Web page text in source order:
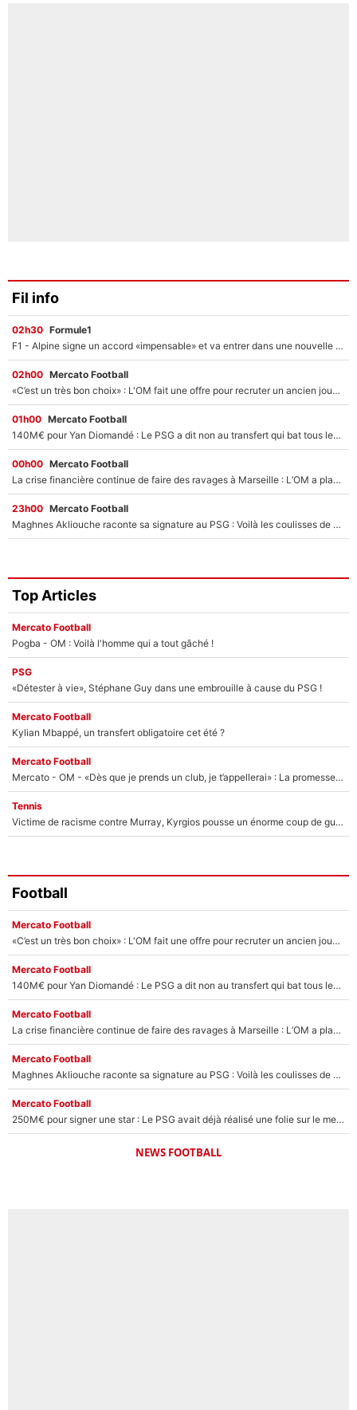
Fil info
02h30 Formule1
F1 - Alpine signe un accord «impensable» et va entrer dans une nouvelle dimension : Grande nouvelle pour Pierre Gasly !
02h00 Mercato Football
«C’est un très bon choix» : L'OM fait une offre pour recruter un ancien joueur du PSG... et c'est validé dans l'After Foot !
01h00 Mercato Football
140M€ pour Yan Diomandé : Le PSG a dit non au transfert qui bat tous les records sur le mercato
00h00 Mercato Football
La crise financière continue de faire des ravages à Marseille : L’OM a placé 12 joueurs sur le marché des transferts… et ça pourrait lui rapporter près de 100M€ !
23h00 Mercato Football
Maghnes Akliouche raconte sa signature au PSG : Voilà les coulisses de son transfert de rêve à 50M€
Top Articles
Mercato Football
Pogba - OM : Voilà l'homme qui a tout gâché !
PSG
«Détester à vie», Stéphane Guy dans une embrouille à cause du PSG !
Mercato Football
Kylian Mbappé, un transfert obligatoire cet été ?
Mercato Football
Mercato - OM - «Dès que je prends un club, je t’appellerai» : La promesse de Marcelino au moment de claquer la porte
Tennis
Victime de racisme contre Murray, Kyrgios pousse un énorme coup de gueule !
Football
Mercato Football
«C’est un très bon choix» : L'OM fait une offre pour recruter un ancien joueur du PSG... et c'est validé dans l'After Foot !
Mercato Football
140M€ pour Yan Diomandé : Le PSG a dit non au transfert qui bat tous les records sur le mercato
Mercato Football
La crise financière continue de faire des ravages à Marseille : L’OM a placé 12 joueurs sur le marché des transferts… et ça pourrait lui rapporter près de 100M€ !
Mercato Football
Maghnes Akliouche raconte sa signature au PSG : Voilà les coulisses de son transfert de rêve à 50M€
Mercato Football
250M€ pour signer une star : Le PSG avait déjà réalisé une folie sur le mercato bien avant Neymar !
NEWS FOOTBALL